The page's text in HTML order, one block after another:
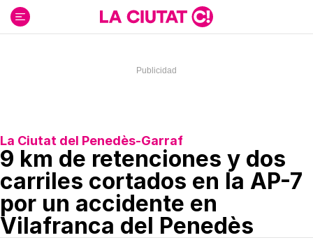
contenido
La Ciutat del Penedès-Garraf
9 km de retenciones y dos
carriles cortados en la AP-7
por un accidente en
Vilafranca del Penedès